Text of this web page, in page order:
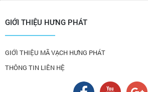
GIỚI THIỆU HƯNG PHÁT
GIỚI THIỆU MÃ VẠCH HƯNG PHÁT
THÔNG TIN LIÊN HỆ